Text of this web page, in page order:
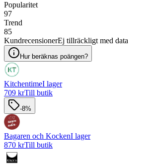
Popularitet
97
Trend
85
KundrecensionerEj tillräckligt med data
Hur beräknas poängen?
KitchentimeI lager
709 krTill butik
-8%
Bagaren och KockenI lager
870 krTill butik